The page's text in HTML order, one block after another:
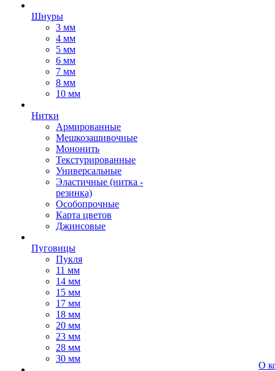
Шнуры
3 мм
4 мм
5 мм
6 мм
7 мм
8 мм
10 мм
Нитки
Армированные
Мешкозашивочные
Мононить
Текстурированные
Универсальные
Эластичные (нитка -
резинка)
Особопрочные
Карта цветов
Джинсовые
Пуговицы
Пукля
11 мм
14 мм
15 мм
17 мм
18 мм
20 мм
23 мм
28 мм
30 мм
О